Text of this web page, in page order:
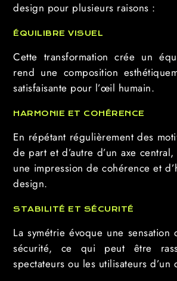
design pour plusieurs raisons :
ÉQUILIBRE VISUEL
Cette transformation crée un
rend une composition
satisfaisante pour l’œil humain.
HARMONIE ET COHÉRENCE
En répétant régulièrement des
de part et d’autre d’un axe
une impression de cohérence et
design.
STABILITÉ ET SÉCURITÉ
La symétrie évoque une
sécurité, ce qui peut être
spectateurs ou les utilisateurs d’un